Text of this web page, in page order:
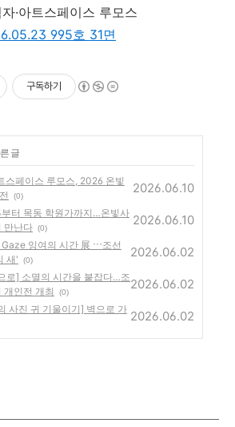
·아트스페이스 루모스
995호 31면
구독하기
글
스페이스 루모스, 2026 온빛
(0)
2026.06.10
터 목동 학원가까지…온빛사
만난다 (0)
2026.06.10
잉여의 시간 展 ⋯조선
새'
(0)
2026.06.02
로] 소멸의 시간을 붙잡다…조
개인전 개최
(0)
2026.06.02
사진 귀 기울이기] 벽으로 가 2026.06.02